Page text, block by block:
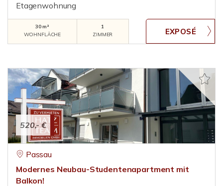
Etagenwohnung
30 m²
WOHNFLÄCHE
1
ZIMMER
520,- €
Passau
Modernes Neubau-Studentenapartment mit
Balkon!